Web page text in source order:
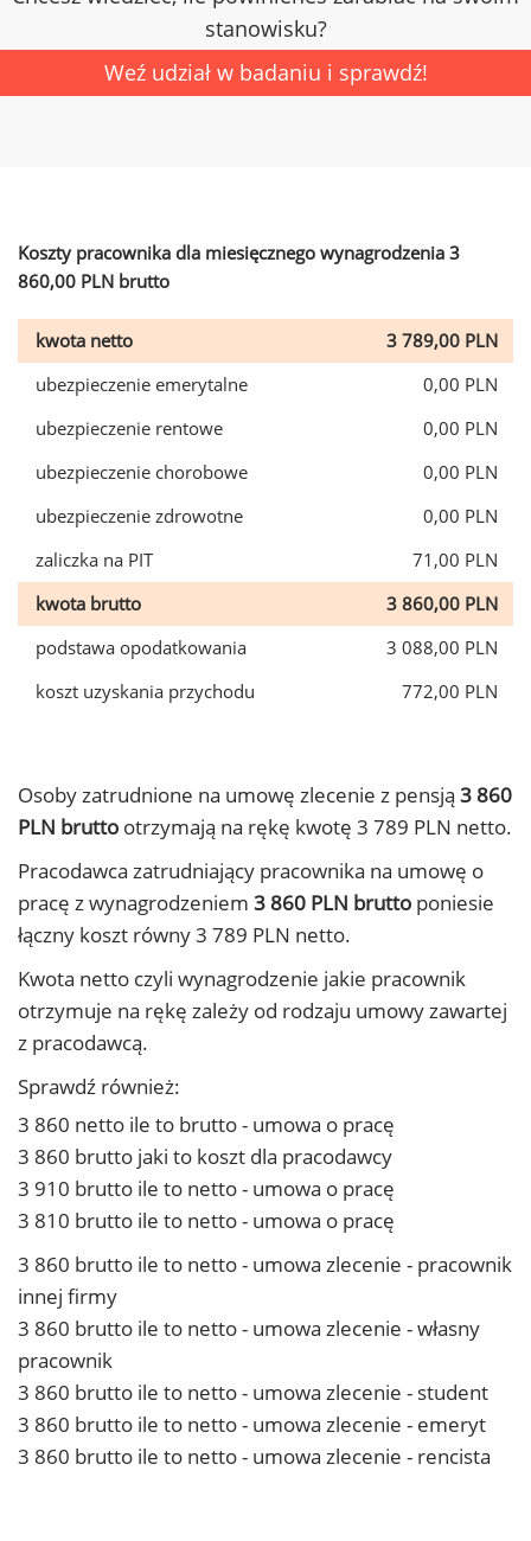
stanowisku?
Weź udział w badaniu i sprawdź!
Koszty pracownika dla miesięcznego wynagrodzenia 3
860,00 PLN brutto
kwota netto
3 789,00 PLN
ubezpieczenie emerytalne
0,00 PLN
ubezpieczenie rentowe
0,00 PLN
ubezpieczenie chorobowe
0,00 PLN
ubezpieczenie zdrowotne
0,00 PLN
zaliczka na PIT
71,00 PLN
kwota brutto
3 860,00 PLN
podstawa opodatkowania
3 088,00 PLN
koszt uzyskania przychodu
772,00 PLN
Osoby zatrudnione na umowę zlecenie z pensją 3 860
PLN brutto otrzymają na rękę kwotę 3 789 PLN netto.
Pracodawca zatrudniający pracownika na umowę o
pracę z wynagrodzeniem 3 860 PLN brutto poniesie
łączny koszt równy 3 789 PLN netto.
Kwota netto czyli wynagrodzenie jakie pracownik
otrzymuje na rękę zależy od rodzaju umowy zawartej
z pracodawcą.
Sprawdź również:
3 860 netto ile to brutto - umowa o pracę
3 860 brutto jaki to koszt dla pracodawcy
3 910 brutto ile to netto - umowa o pracę
3 810 brutto ile to netto - umowa o pracę
3 860 brutto ile to netto - umowa zlecenie - pracownik
innej firmy
3 860 brutto ile to netto - umowa zlecenie - własny
pracownik
3 860 brutto ile to netto - umowa zlecenie - student
3 860 brutto ile to netto - umowa zlecenie - emeryt
3 860 brutto ile to netto - umowa zlecenie - rencista